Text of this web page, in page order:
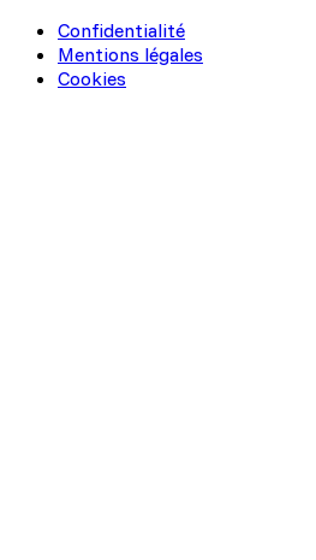
Confidentialité
Mentions légales
Cookies